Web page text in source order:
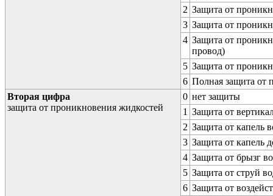
2 Защита от
3 Защита от
4 Защита от
провод)
5 Защита от
6 Полная защита от
Вторая цифра
защита от проникновения жидкостей
0 нет защиты
1 Защита от
2 Защита от капель
3 Защита от капель
4 Защита от брызг
5 Защита от струй
6 Защита от